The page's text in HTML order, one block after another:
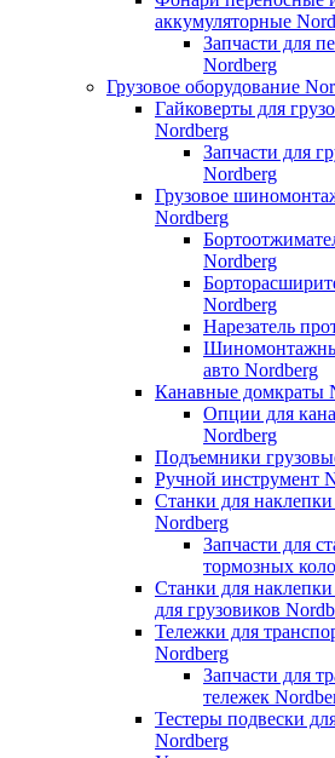
аккумуляторные
Запчасти для
Nordberg
Грузовое оборудование
Гайковерты для
Nordberg
Запчасти для
Nordberg
Грузовое
Nordberg
Nordberg
Nordberg
Нарезатель
авто Nordberg
Канавные домкраты
Опции для
Nordberg
Подъемники
Ручной инструмент
Станки для
Nordberg
Запчасти для
тормозных
Станки для
для грузовиков
Тележки для
Nordberg
Запчасти для
тележек
Тестеры подвески
Nordberg